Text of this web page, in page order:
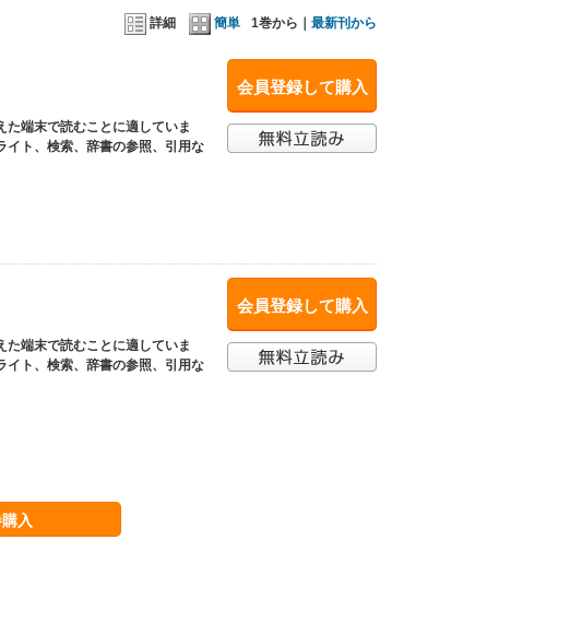
詳細 簡単 1巻から｜ 最新刊から
会員登録して購入
端末で読むことに適していま
イト、検索、辞書の参照、引用な
会員登録して購入
端末で読むことに適していま
イト、検索、辞書の参照、引用な
入